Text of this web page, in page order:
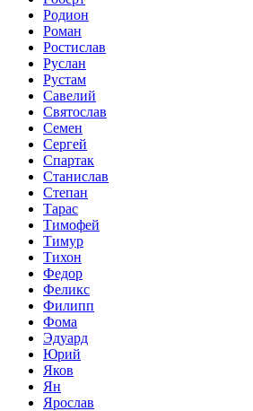
Родион
Роман
Ростислав
Руслан
Рустам
Савелий
Святослав
Семен
Сергей
Спартак
Станислав
Степан
Тарас
Тимофей
Тимур
Тихон
Федор
Феликс
Филипп
Фома
Эдуард
Юрий
Яков
Ян
Ярослав